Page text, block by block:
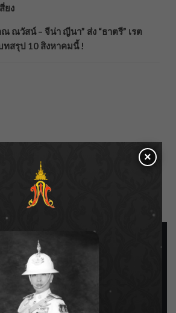
ยง
ณวัสน์ – จีน่า ญีนา” ส่ง “ธาตรี” เรต
สรุป 10 สิงหาคมนี้ !
×